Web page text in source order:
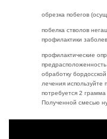
обрезка побегов
побелка стволов
профилактики
профилактические
обработку
лечения используйте
потребуется 2
Полученной смесью